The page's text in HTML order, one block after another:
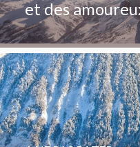
et des